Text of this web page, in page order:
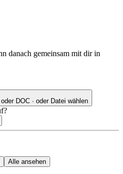
danach gemeinsam mit dir in
DOC · oder Datei wählen
Alle ansehen